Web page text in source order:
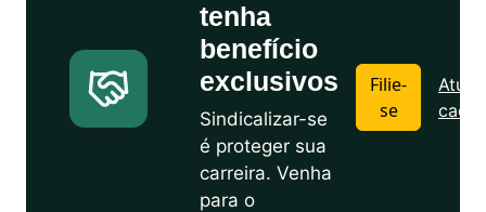
tenha
benefício
exclusivos
Sindicalizar-se
é proteger sua
carreira. Venha
para o
Filie-
se